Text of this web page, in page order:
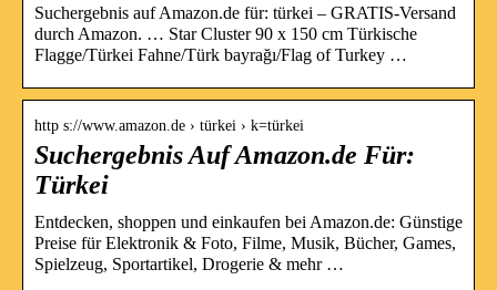
Suchergebnis auf Amazon.de für: türkei – GRATIS-Versand
durch Amazon. … Star Cluster 90 x 150 cm Türkische
Flagge/Türkei Fahne/Türk bayrağı/Flag of Turkey …
http s://www.amazon.de › türkei › k=türkei
Suchergebnis Auf Amazon.de Für:
Türkei
Entdecken, shoppen und einkaufen bei Amazon.de: Günstige
Preise für Elektronik & Foto, Filme, Musik, Bücher, Games,
Spielzeug, Sportartikel, Drogerie & mehr …